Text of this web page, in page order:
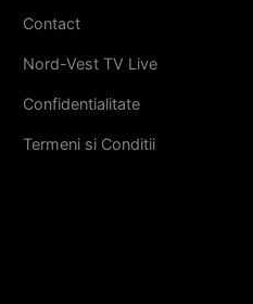
Contact
Nord-Vest TV Live
Confidentialitate
Termeni si Conditii